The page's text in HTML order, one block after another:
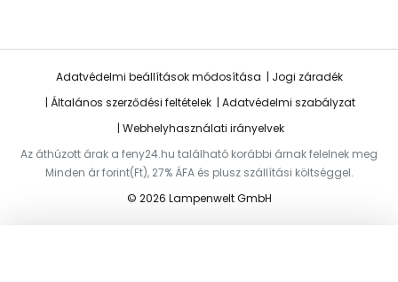
Adatvédelmi beállítások módosítása
Jogi záradék
Általános szerződési feltételek
Adatvédelmi szabályzat
Webhelyhasználati irányelvek
Az áthúzott árak a feny24.hu található korábbi árnak felelnek meg
Minden ár forint(Ft), 27% ÁFA és plusz szállítási költséggel.
© 2026 Lampenwelt GmbH